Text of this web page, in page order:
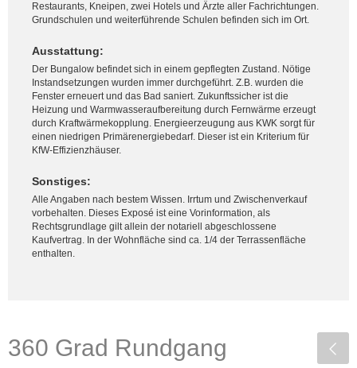
Restaurants, Kneipen, zwei Hotels und Ärzte aller Fachrichtungen.
Grundschulen und weiterführende Schulen befinden sich im Ort.
Ausstattung:
Der Bungalow befindet sich in einem gepflegten Zustand. Nötige
Instandsetzungen wurden immer durchgeführt. Z.B. wurden die
Fenster erneuert und das Bad saniert. Zukunftssicher ist die
Heizung und Warmwasseraufbereitung durch Fernwärme erzeugt
durch Kraftwärmekopplung. Energieerzeugung aus KWK sorgt für
einen niedrigen Primärenergiebedarf. Dieser ist ein Kriterium für
KfW-Effizienzhäuser.
Sonstiges:
Alle Angaben nach bestem Wissen. Irrtum und Zwischenverkauf
vorbehalten. Dieses Exposé ist eine Vorinformation, als
Rechtsgrundlage gilt allein der notariell abgeschlossene
Kaufvertrag. In der Wohnfläche sind ca. 1/4 der Terrassenfläche
enthalten.
360 Grad Rundgang